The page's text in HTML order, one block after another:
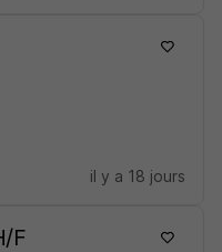
il y a 18 jours
F